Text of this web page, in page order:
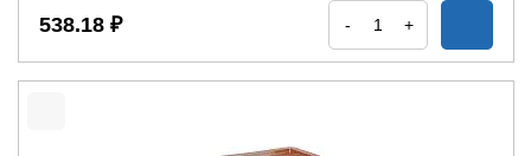
538.18 ₽ - +